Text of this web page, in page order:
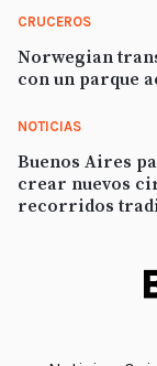
CRUCEROS
Norwegian
con un parque
NOTICIAS
Buenos Aires
crear nuevos
recorridos